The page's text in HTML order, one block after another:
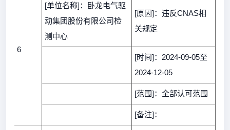
6
[单位名称]： 卧龙电气驱
动集团股份有限公司检
测中心
[原因]：违反CNAS相
关规定
[时间]：2024-09-05至
2024-12-05
[范围]：全部认可范围
[备注]：